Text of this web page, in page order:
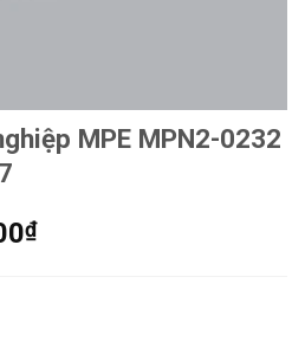
MPE MPN2-0232
₫Giá